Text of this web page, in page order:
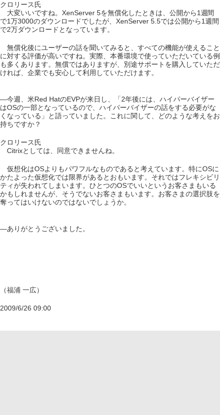
クロリース氏
大変いいですね。XenServer 5を無償化したときは、公開から1週間
で1万3000のダウンロードでしたが、XenServer 5.5では公開から1週間
で2万ダウンロードとなっています。
無償化後にユーザーの話を聞いてみると、すべての機能が使えること
に対する評価が高いですね。実際、本番環境で使っていただいている例
も多くあります。無償ではありますが、別途サポートを購入していただ
ければ、企業でも安心して利用していただけます。
―今週、米Red HatのEVPが来日し、「2年後には、ハイパーバイザー
はOSの一部となっているので、ハイパーバイザーの話をする必要がな
くなっている」と語っていました。これに関して、どのような考えをお
持ちですか？
クロリース氏
Citrixとしては、同意できませんね。
仮想化はOSよりもパワフルなものであると考えています。特にOSに
かたよった仮想化では限界があるとおもいます。それではフレキシビリ
ティが失われてしまいます。ひとつのOSでいいというお客さまもいる
かもしれませんが、そうでないお客さまもいます。お客さまの選択肢を
奪ってはいけないのではないでしょうか。
―ありがとうございました。
（福浦 一広）
2009/6/26 09:00